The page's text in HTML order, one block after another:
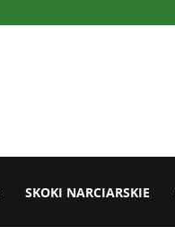
SKOKI NARCIARSKIE